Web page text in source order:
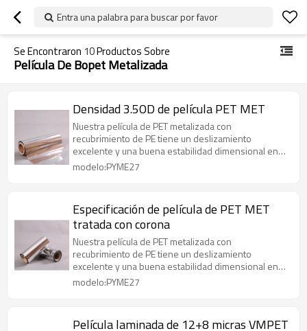
Entra una palabra para buscar por favor
Se Encontraron 10Productos Sobre
Película De Bopet Metalizada
Densidad 3.5OD de película PET MET
Nuestra película de PET metalizada con
recubrimiento de PE tiene un deslizamiento
excelente y una buena estabilidad dimensional en
un amplio rango de temperatura.
modelo:PYME27
Especificación de película de PET MET
tratada con corona
Nuestra película de PET metalizada con
recubrimiento de PE tiene un deslizamiento
excelente y una buena estabilidad dimensional en
un amplio rango de temperatura.
modelo:PYME27
Película laminada de 12+8 micras VMPET